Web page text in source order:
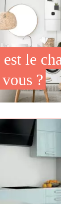
le
?